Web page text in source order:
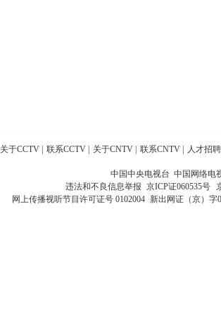
关于CCTV 联系CCTV 关于CNTV 联系CNTV 人才招聘
中国中央电视台 中国网络电
违法和不良信息举报 京ICP证060535号
网上传播视听节目许可证号 0102004 新出网证（京）